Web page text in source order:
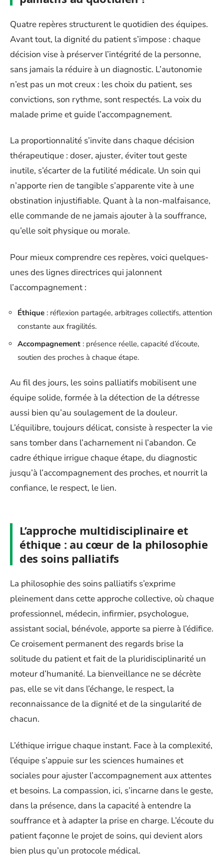
Quatre repères structurent le quotidien des équipes.
Avant tout, la dignité du patient s’impose : chaque
décision vise à préserver l’intégrité de la personne,
sans jamais la réduire à un diagnostic. L’autonomie
n’est pas un mot creux : les choix du patient, ses
convictions, son rythme, sont respectés. La voix du
malade prime et guide l’accompagnement.
La proportionnalité s’invite dans chaque décision
thérapeutique : doser, ajuster, éviter tout geste
inutile, s’écarter de la futilité médicale. Un soin qui
n’apporte rien de tangible s’apparente vite à une
obstination injustifiable. Quant à la non-malfaisance,
elle commande de ne jamais ajouter à la souffrance,
qu’elle soit physique ou morale.
Pour mieux comprendre ces repères, voici quelques-
unes des lignes directrices qui jalonnent
l’accompagnement :
Éthique : réflexion partagée, arbitrages collectifs, attention
constante aux fragilités.
Accompagnement : présence réelle, capacité d’écoute,
soutien des proches à chaque étape.
Au fil des jours, les soins palliatifs mobilisent une
équipe solide, formée à la détection de la détresse
aussi bien qu’au soulagement de la douleur.
L’équilibre, toujours délicat, consiste à respecter la vie
sans tomber dans l’acharnement ni l’abandon. Ce
cadre éthique irrigue chaque étape, du diagnostic
jusqu’à l’accompagnement des proches, et nourrit la
confiance, le respect, le lien.
L’approche multidisciplinaire et
éthique : au cœur de la philosophie
des soins palliatifs
La philosophie des soins palliatifs s’exprime
pleinement dans cette approche collective, où chaque
professionnel, médecin, infirmier, psychologue,
assistant social, bénévole, apporte sa pierre à l’édifice.
Ce croisement permanent des regards brise la
solitude du patient et fait de la pluridisciplinarité un
moteur d’humanité. La bienveillance ne se décrète
pas, elle se vit dans l’échange, le respect, la
reconnaissance de la dignité et de la singularité de
chacun.
L’éthique irrigue chaque instant. Face à la complexité,
l’équipe s’appuie sur les sciences humaines et
sociales pour ajuster l’accompagnement aux attentes
et besoins. La compassion, ici, s’incarne dans le geste,
dans la présence, dans la capacité à entendre la
souffrance et à adapter la prise en charge. L’écoute du
patient façonne le projet de soins, qui devient alors
bien plus qu’un protocole médical.